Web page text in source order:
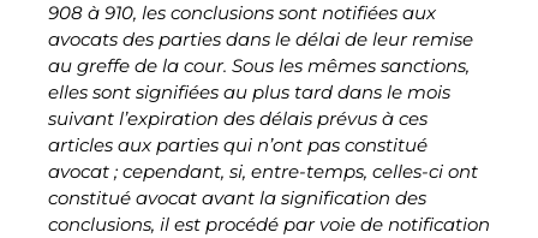
908 à 910, les conclusions sont notifiées aux
avocats des parties dans le délai de leur remise
au greffe de la cour. Sous les mêmes sanctions,
elles sont signifiées au plus tard dans le mois
suivant l’expiration des délais prévus à ces
articles aux parties qui n’ont pas constitué
avocat ; cependant, si, entre-temps, celles-ci ont
constitué avocat avant la signification des
conclusions, il est procédé par voie de notification